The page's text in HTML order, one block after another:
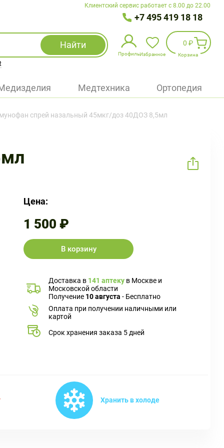
Клиентский сервис работает с 8.00 до 22.00
+7 495 419 18 18
Найти
Профиль
Избранное
Войти
Избранное
0 ₽
Корзина
Медтехника Ортопедия
спрей назальный 45мкг/доз 40ДОЗ 8,5мл
Цена:
1 500 ₽
В корзину
Доставка в 141 аптеку в Москве и
Московской области
Получение 10 августа - Бесплатно
Оплата при получении наличными или
картой
Срок хранения заказа 5 дней
Хранить в холоде